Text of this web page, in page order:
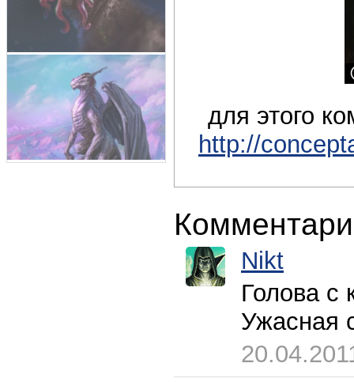
для этого
http://
Nikt
Голова с
Ужасная